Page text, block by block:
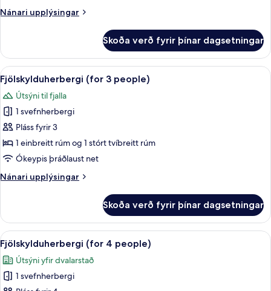
people)
Nánari upplýsingar
Nánari
-
fjallasýn
(for
4
people)
Skoða verð fyrir þínar dagsetningar
Skoða
allar
myndir
fyrir
Fjölskylduherbergi
(for
3
Rúmföt af bestu gerð, rúm með
3
Fjölskylduherbergi (for 3 people)
Útsýni til fjalla
1 svefnherbergi
Pláss fyrir 3
1 einbreitt rúm og 1 stórt tvíbreitt rúm
Ókeypis þráðlaust net
Nánari upplýsingar
Nánari
(for
people)
Skoða verð fyrir þínar dagsetningar
Skoða
allar
myndir
fyrir
Fjölskylduherbergi (for 4 people) |
3
Fjölskylduherbergi (for 4 people)
Útsýni yfir dvalarstað
1 svefnherbergi